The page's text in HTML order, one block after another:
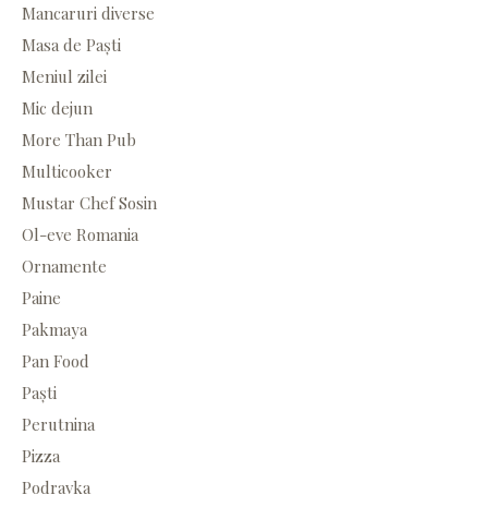
Mancaruri diverse
Masa de Paști
Meniul zilei
Mic dejun
More Than Pub
Multicooker
Mustar Chef Sosin
Ol-eve Romania
Ornamente
Paine
Pakmaya
Pan Food
Paști
Perutnina
Pizza
Podravka